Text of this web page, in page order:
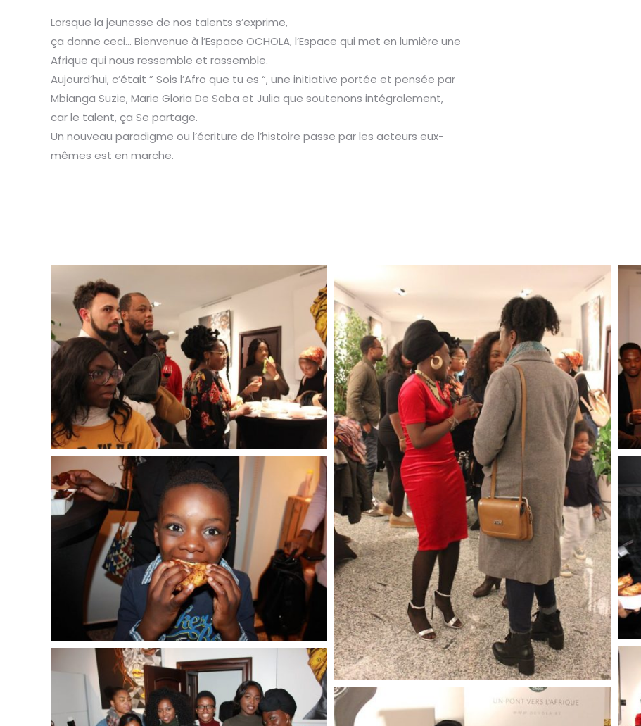
Lorsque la jeunesse de nos talents s’exprime,
ça donne ceci… Bienvenue à l’Espace OCHOLA, l’Espace qui met en lumière une
Afrique qui nous ressemble et rassemble.
Aujourd’hui, c’était ” Sois l’Afro que tu es “, une initiative portée et pensée par
Mbianga Suzie, Marie Gloria De Saba et Julia que soutenons intégralement,
car le talent, ça Se partage.
Un nouveau paradigme ou l’écriture de l’histoire passe par les acteurs eux-
mêmes est en marche.